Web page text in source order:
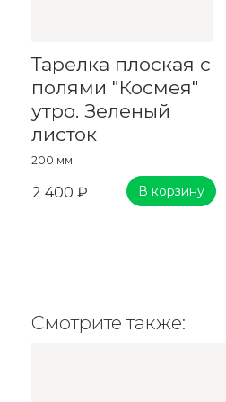
Тарелка плоская с
полями "Космея"
утро. Зеленый
листок
200 мм
2 400 ₽ В корзину
Смотрите также: